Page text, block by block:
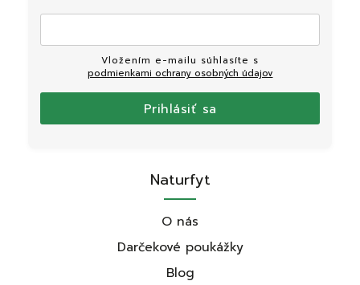
podmienkami ochrany osobných údajov
Prihlásiť sa
Naturfyt
O nás
Darčekové poukážky
Blog